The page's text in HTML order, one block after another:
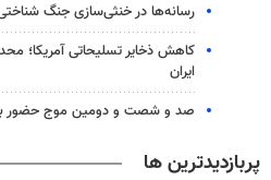
رسانه‌ها در خنثی‌سازی جنگ
کاهش ذخایر تسلیحاتی آمریکا؛
ایران
صد و شصت و دومین موج حضور
پربازدیدترین ها